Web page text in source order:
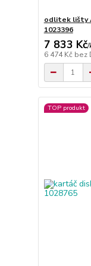
odlitek lišty
1023396
7 833 Kč/
6 474 Kč bez
TOP produkt